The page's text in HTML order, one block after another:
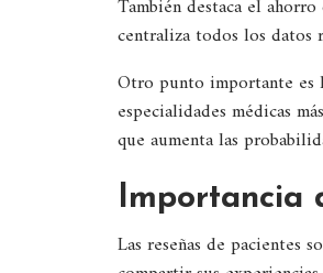
También destaca el
centraliza todos los datos
Otro punto importante es
especialidades médicas
que aumenta las
Importancia
Las reseñas de pacientes